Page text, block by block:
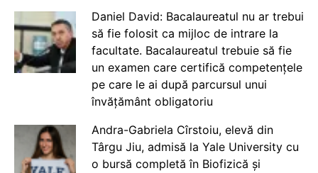
Daniel David: Bacalaureatul nu ar trebui
să fie folosit ca mijloc de intrare la
facultate. Bacalaureatul trebuie să fie
un examen care certifică competențele
pe care le ai după parcursul unui
învățământ obligatoriu
Andra-Gabriela Cîrstoiu, elevă din
Târgu Jiu, admisă la Yale University cu
o bursă completă în Biofizică și